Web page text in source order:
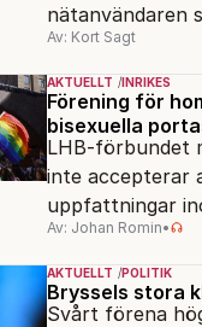
nätanvändaren
minne blott.
Av: Kort Sagt
AKTUELLT INRIKES
Förening för
bisexuella
LHB-förbundet
inte accepterar
uppfattningar
rörelsen. "Vi har
med
ordföranden
Av: Johan Romin•
AKTUELLT POLITIK
Bryssels stora
Svårt förena